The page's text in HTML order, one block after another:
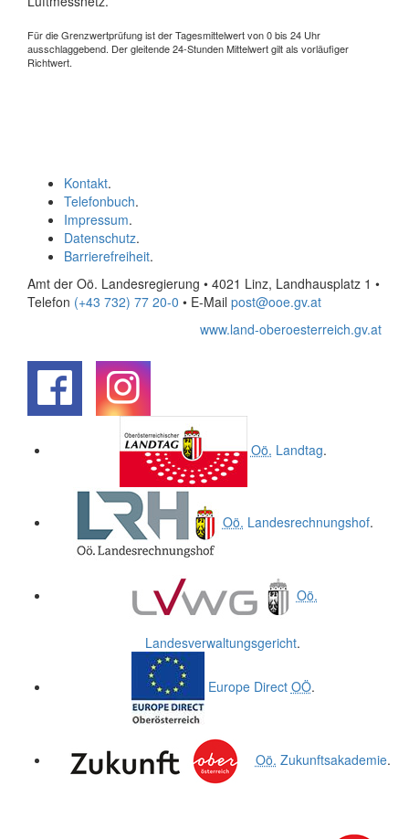
Für die Grenzwertprüfung ist der Tagesmittelwert von 0 bis 24 Uhr
ausschlaggebend. Der gleitende 24-Stunden Mittelwert gilt als vorläufiger
Richtwert.
Kontakt.
Telefonbuch.
Impressum.
Datenschutz.
Barrierefreiheit.
Amt der Oö. Landesregierung • 4021 Linz, Landhausplatz 1 •
Telefon (+43 732) 77 20-0 • E-Mail post@ooe.gv.at
www.land-oberoesterreich.gv.at
Oö. Landtag.
Oö. Landesrechnungshof.
Oö.
Landesverwaltungsgericht.
Europe Direct OÖ.
Oö. Zukunftsakademie.